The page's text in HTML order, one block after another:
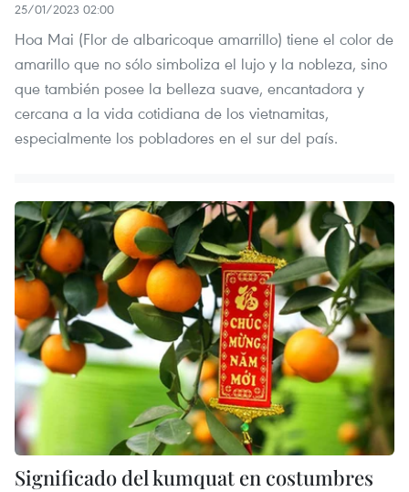
25/01/2023 02:00
Hoa Mai (Flor de albaricoque amarrillo) tiene el color de
amarillo que no sólo simboliza el lujo y la nobleza, sino
que también posee la belleza suave, encantadora y
cercana a la vida cotidiana de los vietnamitas,
especialmente los pobladores en el sur del país.
Significado del kumquat en costumbres